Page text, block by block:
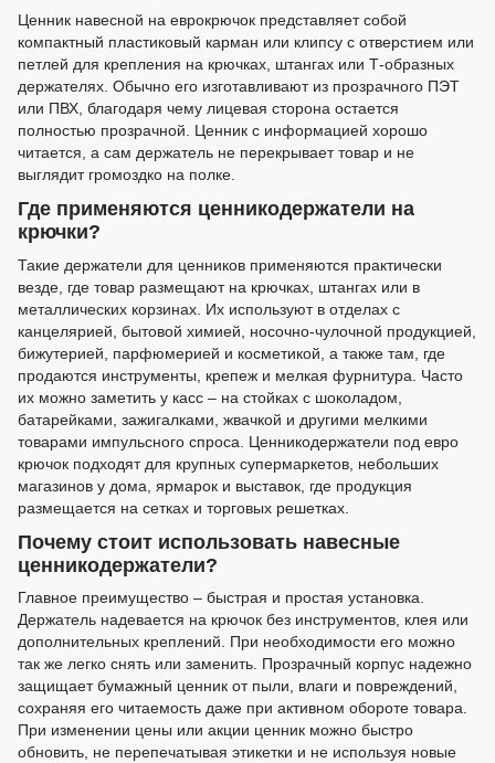
Ценник навесной на еврокрючок представляет собой
компактный пластиковый карман или клипсу с отверстием или
петлей для крепления на крючках, штангах или Т-образных
держателях. Обычно его изготавливают из прозрачного ПЭТ
или ПВХ, благодаря чему лицевая сторона остается
полностью прозрачной. Ценник с информацией хорошо
читается, а сам держатель не перекрывает товар и не
выглядит громоздко на полке.
Где применяются ценникодержатели на
крючки?
Такие держатели для ценников применяются практически
везде, где товар размещают на крючках, штангах или в
металлических корзинах. Их используют в отделах с
канцелярией, бытовой химией, носочно-чулочной продукцией,
бижутерией, парфюмерией и косметикой, а также там, где
продаются инструменты, крепеж и мелкая фурнитура. Часто
их можно заметить у касс – на стойках с шоколадом,
батарейками, зажигалками, жвачкой и другими мелкими
товарами импульсного спроса. Ценникодержатели под евро
крючок подходят для крупных супермаркетов, небольших
магазинов у дома, ярмарок и выставок, где продукция
размещается на сетках и торговых решетках.
Почему стоит использовать навесные
ценникодержатели?
Главное преимущество – быстрая и простая установка.
Держатель надевается на крючок без инструментов, клея или
дополнительных креплений. При необходимости его можно
так же легко снять или заменить. Прозрачный корпус надежно
защищает бумажный ценник от пыли, влаги и повреждений,
сохраняя его читаемость даже при активном обороте товара.
При изменении цены или акции ценник можно быстро
обновить, не перепечатывая этикетки и не используя новые